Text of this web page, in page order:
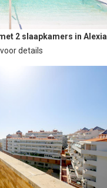
2 slaapkamers in Alexia
voor details